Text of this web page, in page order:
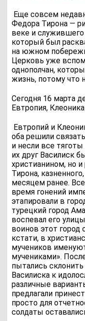
Еще совсем
Федора Тирона —
веке и
который был
на южном
Церковь уже
однополчан,
жизнь, потому что
Сегодня 16 марта
Евтропия,
Евтропий и
оба решили
и несли все
их друг Василиск
христианином, но
Тирона,
месяцем ранее.
время гонений
этапировали в
турецкий город
воспевал его
воинов этот город
кстати, в
мучеников
мучениками».
пытались
Василиска к
различные
предлагали
просто для
солдаты